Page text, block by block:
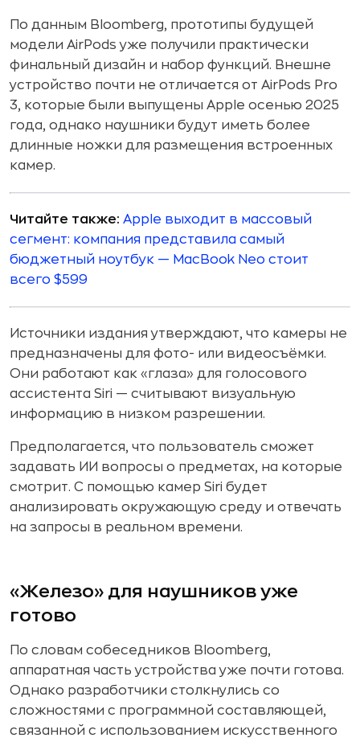
По данным Bloomberg, прототипы будущей
модели AirPods уже получили практически
финальный дизайн и набор функций. Внешне
устройство почти не отличается от AirPods Pro
3, которые были выпущены Apple осенью 2025
года, однако наушники будут иметь более
длинные ножки для размещения встроенных
камер.
Читайте также: Apple выходит в массовый
сегмент: компания представила самый
бюджетный ноутбук — MacBook Neo стоит
всего $599
Источники издания утверждают, что камеры не
предназначены для фото- или видеосъёмки.
Они работают как «глаза» для голосового
ассистента Siri — считывают визуальную
информацию в низком разрешении.
Предполагается, что пользователь сможет
задавать ИИ вопросы о предметах, на которые
смотрит. С помощью камер Siri будет
анализировать окружающую среду и отвечать
на запросы в реальном времени.
«Железо» для наушников уже
готово
По словам собеседников Bloomberg,
аппаратная часть устройства уже почти готова.
Однако разработчики столкнулись со
сложностями с программной составляющей,
связанной с использованием искусственного